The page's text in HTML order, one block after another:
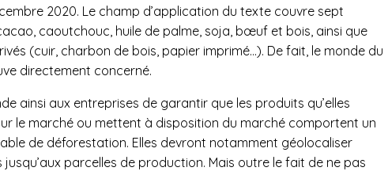
2020. Le champ d’application du texte couvre sept
caoutchouc, huile de palme, soja, bœuf et bois, ainsi que
(cuir, charbon de bois, papier imprimé…). De fait, le monde du
directement concerné.
ainsi aux entreprises de garantir que les produits qu’elles
le marché ou mettent à disposition du marché comportent un
de déforestation. Elles devront notamment géolocaliser
jusqu’aux parcelles de production. Mais outre le fait de ne pas